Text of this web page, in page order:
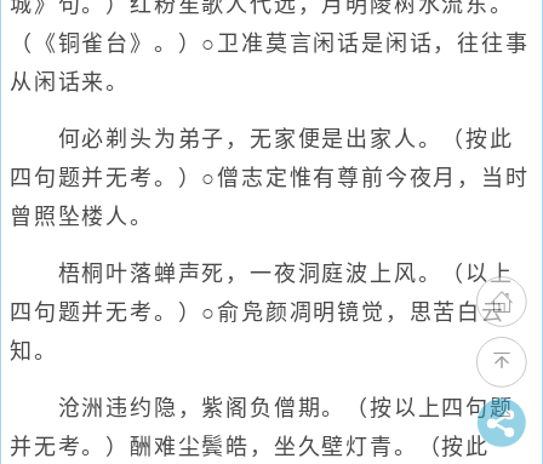
城》句。）红粉笙歌人代远，月明陵树水流东。
（《铜雀台》。）○卫准莫言闲话是闲话，往往事
从闲话来。
何必剃头为弟子，无家便是出家人。（按此
四句题并无考。）○僧志定惟有尊前今夜月，当时
曾照坠楼人。
梧桐叶落蝉声死，一夜洞庭波上风。（以上
四句题并无考。）○俞凫颜凋明镜觉，思苦白云
知。
沧洲违约隐，紫阁负僧期。（按以上四句题
并无考。）酬难尘鬓皓，坐久壁灯青。（按此